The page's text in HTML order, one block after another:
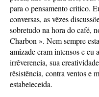
para o pensamento critico.
conversas, as vêzes
sobretudo na hora do café,
Charbon ». Nem sempre
amizade eram intensos e eu
irrêverencia, sua
rêsistência, contra ventos e
estabeleceida.